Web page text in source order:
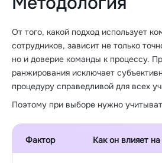
От того, какой подход использует
сотрудников, зависит не только
но и доверие команды к процессу.
ранжирования исключает
процедуру справедливой для всех
Поэтому при выборе нужно
Фактор Как он влияет